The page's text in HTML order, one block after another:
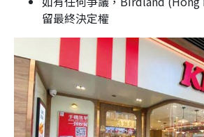
留最終決定權